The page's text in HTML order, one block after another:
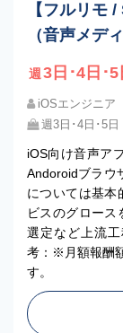
【フルリモ
（音声メデ
週 3日･4日･
iOSエンジニア
週3日･4日･5日
iOS向け音声ア
Andoroidブラウ
については基本
ビスのグロース
選定など上流
考：※月額報酬
す。